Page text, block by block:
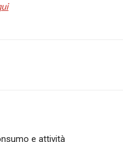
e attività